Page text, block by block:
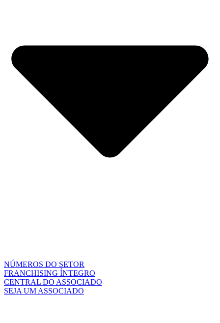
NÚMEROS DO SETOR
FRANCHISING ÍNTEGRO
CENTRAL DO ASSOCIADO
SEJA UM ASSOCIADO